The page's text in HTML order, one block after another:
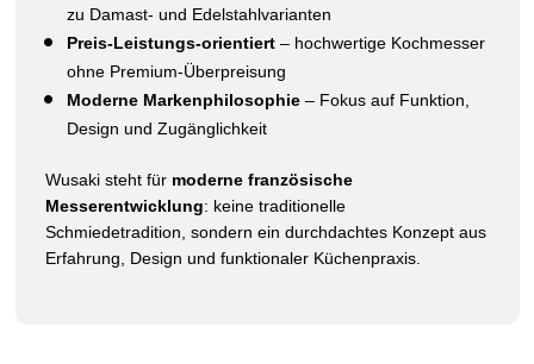
zu Damast- und Edelstahlvarianten
Preis-Leistungs-orientiert– hochwertige Kochmesser
ohne Premium-Überpreisung
Moderne Markenphilosophie– Fokus auf Funktion,
Design und Zugänglichkeit
Wusaki steht für moderne französische
Messerentwicklung: keine traditionelle
Schmiedetradition, sondern ein durchdachtes Konzept aus
Erfahrung, Design und funktionaler Küchenpraxis.